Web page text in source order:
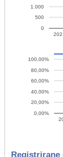
0
500
1.000
0,00%
20,00%
40,00%
60,00%
80,00%
100,00%